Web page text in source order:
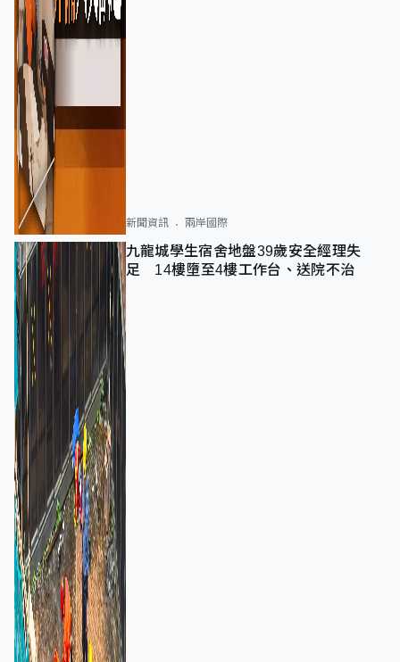
新聞資訊 兩岸國際
九龍城學生宿舍地盤39歲安全經理失
足 14樓墮至4樓工作台、送院不治